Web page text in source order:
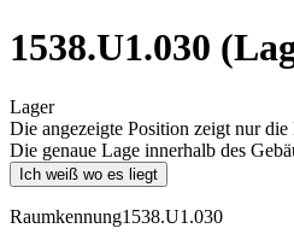
1538.U1.030
Lager
Die angezeigte Position zeigt nur die
Die genaue Lage innerhalb des
Ich weiß wo es liegt
Raumkennung1538.U1.030